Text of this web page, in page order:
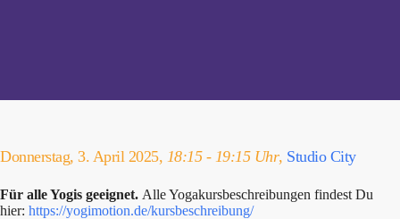
Donnerstag, 3. April 2025, 18:15 - 19:15 Uhr, Studio City
Für alle Yogis geeignet. Alle Yogakursbeschreibungen findest Du
hier: https://yogimotion.de/kursbeschreibung/